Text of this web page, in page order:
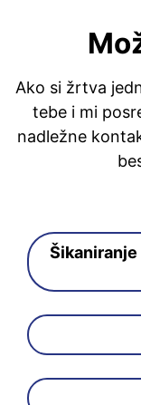
Ako si žrtva
tebe i mi
nadležne